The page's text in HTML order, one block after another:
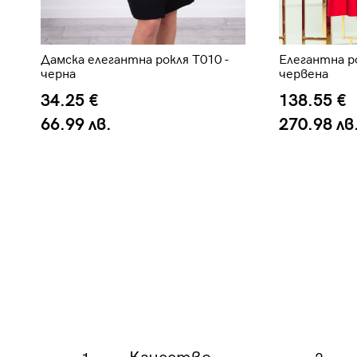
Дамска елегантна рокля T010 -
черна
34.25 €
66.99 лв.
Елегантна
червена
138.55 €
270.98 лв.